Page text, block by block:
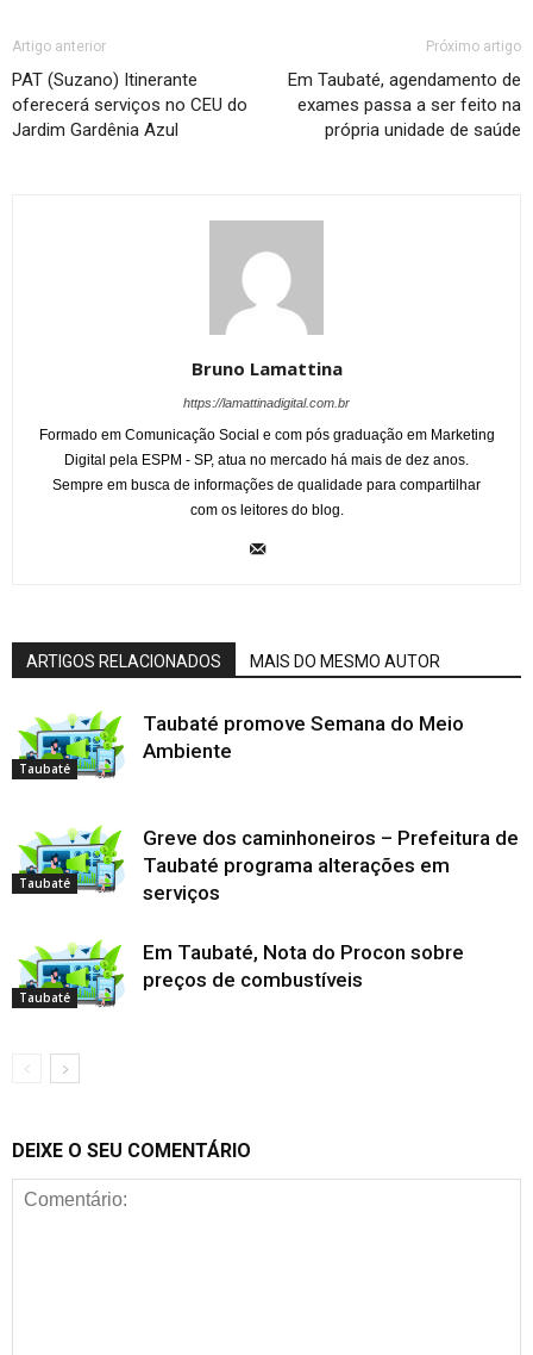
Artigo anterior
PAT (Suzano) Itinerante
oferecerá serviços no CEU do
Jardim Gardênia Azul
Próximo artigo
Em Taubaté, agendamento de
exames passa a ser feito na
própria unidade de saúde
Bruno Lamattina
https://lamattinadigital.com.br
Formado em Comunicação Social e com pós graduação em Marketing
Digital pela ESPM - SP, atua no mercado há mais de dez anos.
Sempre em busca de informações de qualidade para compartilhar
com os leitores do blog.
ARTIGOS RELACIONADOS MAIS DO MESMO AUTOR
Taubaté
Taubaté promove Semana do Meio
Ambiente
Taubaté
Greve dos caminhoneiros – Prefeitura de
Taubaté programa alterações em
serviços
Taubaté
Em Taubaté, Nota do Procon sobre
preços de combustíveis
DEIXE O SEU COMENTÁRIO